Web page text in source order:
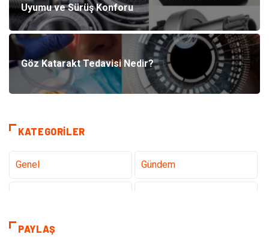
Uyumu ve Sürüş Konforu
Göz Katarakt Tedavisi Nedir?
KATEGORILER
Genel Gündem
Teknoloji & İnternet
PAYLAŞ